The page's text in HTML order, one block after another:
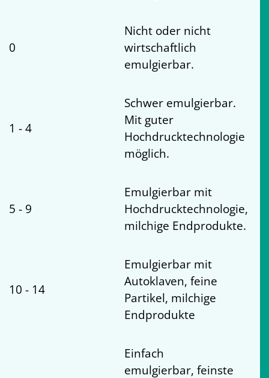
0
Nicht oder nicht
wirtschaftlich
emulgierbar.
1 - 4
Schwer emulgierbar.
Mit guter
Hochdrucktechnologie
möglich.
5 - 9
Emulgierbar mit
Hochdrucktechnologie,
milchige Endprodukte.
10 - 14
Emulgierbar mit
Autoklaven, feine
Partikel, milchige
Endprodukte
Einfach
emulgierbar, feinste